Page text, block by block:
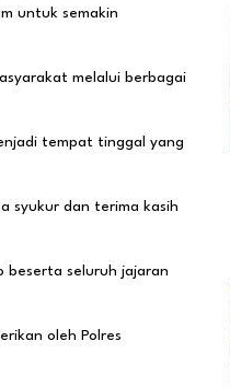
untuk semakin
melalui berbagai
tempat tinggal yang
syukur dan terima kasih
beserta seluruh jajaran
oleh Polres